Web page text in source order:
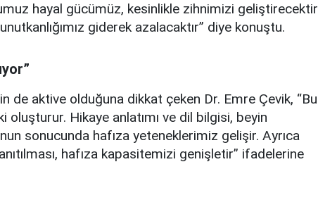
hayal gücümüz, kesinlikle zihnimizi geliştirecektir
giderek azalacaktır” diye konuştu.
de aktive olduğuna dikkat çeken Dr. Emre Çevik, “Bu
oluşturur. Hikaye anlatımı ve dil bilgisi, beyin
sonucunda hafıza yeteneklerimiz gelişir. Ayrıca
hafıza kapasitemizi genişletir” ifadelerine